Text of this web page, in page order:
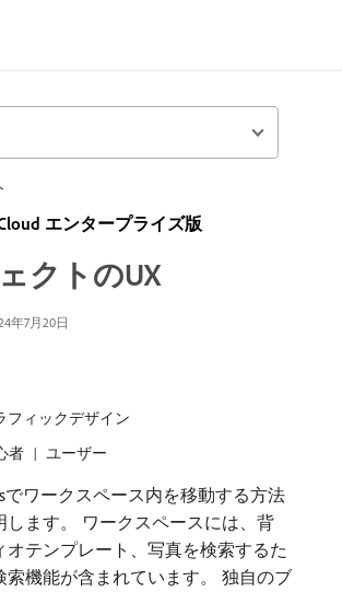
エンタープライズ版
クトのUX
年7月20日
フィックデザイン
者 ユーザー
でワークスペース内を移動する方法
します。 ワークスペースには、背
オテンプレート、写真を検索するた
索機能が含まれています。 独自のブ